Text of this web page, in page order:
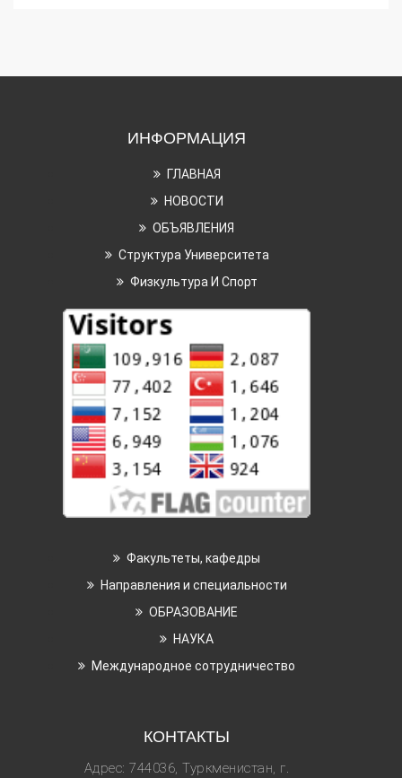
ИНФОРМАЦИЯ
ГЛАВНАЯ
НОВОСТИ
ОБЪЯВЛЕНИЯ
Структура Университета
Физкультура И Спорт
Факультеты, кафедры
Направления и специальности
ОБРАЗОВАНИЕ
НАУКА
Международное сотрудничество
КОНТАКТЫ
Адрес: 744036, Туркменистан, г.